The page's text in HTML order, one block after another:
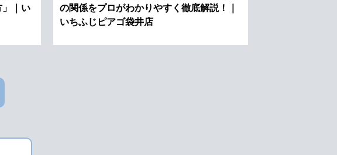
」｜い
の関係をプロがわかりやすく徹底解説！｜
いちふじピアゴ袋井店